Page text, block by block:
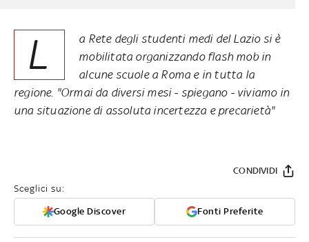
L
a Rete degli studenti medi del Lazio si è
mobilitata organizzando flash mob in
alcune scuole a Roma e in tutta la
regione. "Ormai da diversi mesi - spiegano - viviamo in
una situazione di assoluta incertezza e precarietà"
Sceglici su:
Google Discover Fonti Preferite
CONDIVIDI